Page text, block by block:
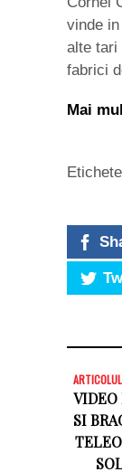
vinde
alte tari
fabrici
Mai
VIDEO
SI